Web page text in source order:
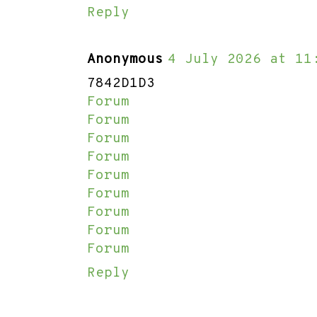
Reply
Anonymous 4 July 2026 at
7842D1D3
Forum
Forum
Forum
Forum
Forum
Forum
Forum
Forum
Forum
Reply